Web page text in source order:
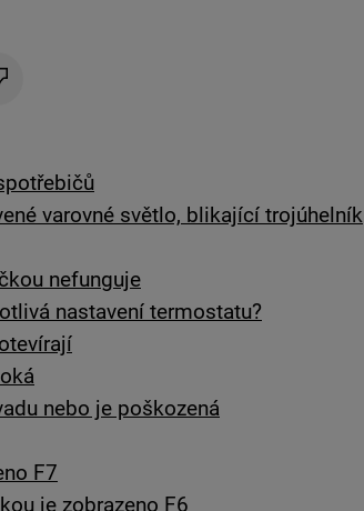
varovné světlo, blikající trojúhelník
nefunguje
nastavení termostatu?
nebo je poškozená
F7
je zobrazeno F6